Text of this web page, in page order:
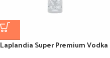
Laplandia Super Premium Vodka